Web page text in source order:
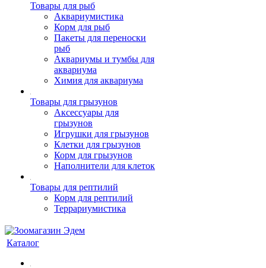
Товары для рыб
Аквариумистика
Корм для рыб
Пакеты для переноски
рыб
Аквариумы и тумбы для
аквариума
Химия для аквариума
Товары для грызунов
Аксессуары для
грызунов
Игрушки для грызунов
Клетки для грызунов
Корм для грызунов
Наполнители для клеток
Товары для рептилий
Корм для рептилий
Террариумистика
Каталог